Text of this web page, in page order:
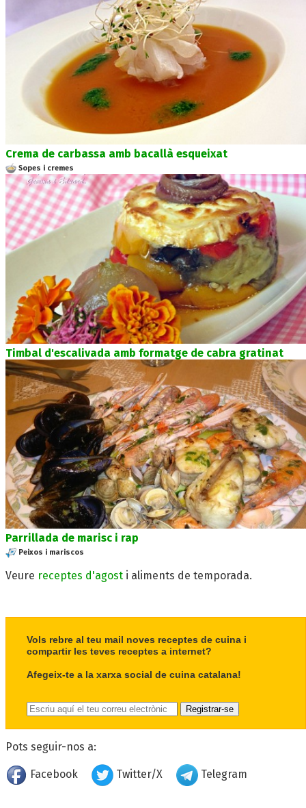
Crema de carbassa amb bacallà esqueixat
Sopes i cremes
Timbal d'escalivada amb formatge de cabra gratinat
Parrillada de marisc i rap
Peixos i mariscos
Veure receptes d'agost i aliments de temporada.
Vols rebre al teu mail noves receptes de cuina i
compartir les teves receptes a internet?
Afegeix-te a la xarxa social de cuina catalana!
Pots seguir-nos a:
Facebook Twitter/X Telegram